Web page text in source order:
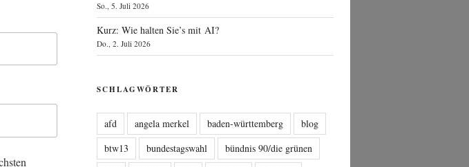
So., 5. Juli 2026
Kurz: Wie halten Sie’s mit AI?
Do., 2. Juli 2026
SCHLAGWÖRTER
afd angela merkel baden-württemberg
blog
btw13
bundestagswahl
bündnis 90/die grünen